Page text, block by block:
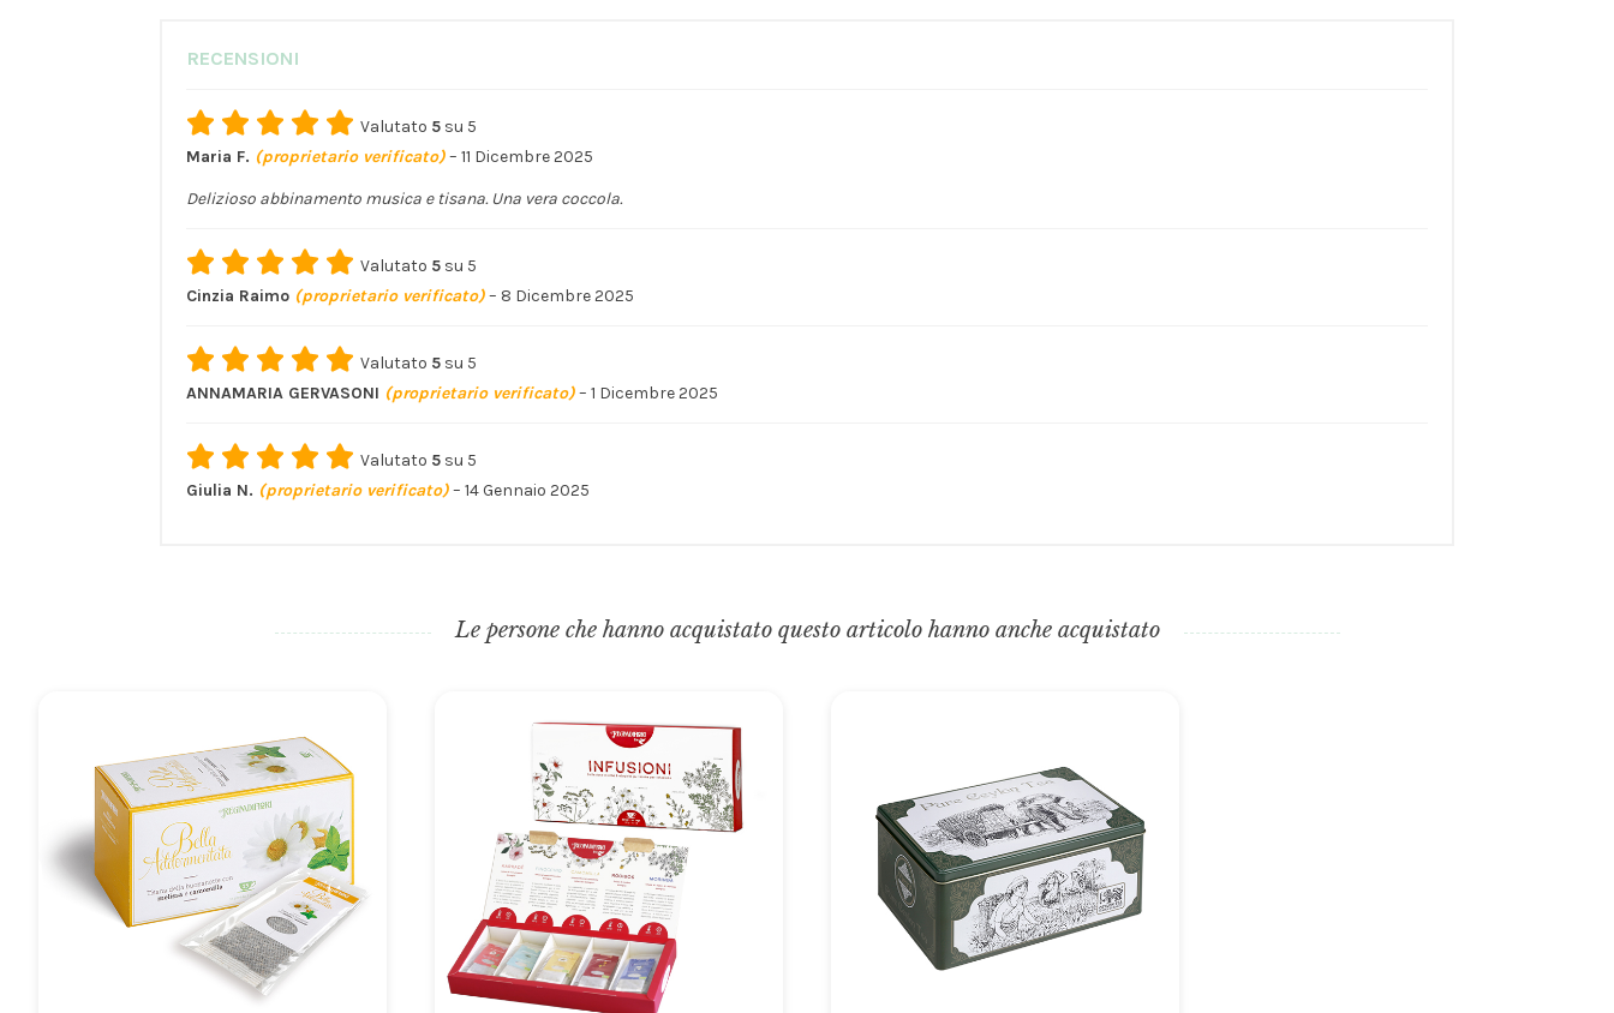
RECENSIONI
Valutato 5su 5
Maria F. (proprietario verificato)– 11 Dicembre 2025
Delizioso abbinamento musica e tisana. Una vera coccola.
Valutato 5su 5
Cinzia Raimo (proprietario verificato)– 8 Dicembre 2025
Valutato 5su 5
ANNAMARIA GERVASONI (proprietario verificato)– 1 Dicembre 2025
Valutato 5su 5
Giulia N. (proprietario verificato)– 14 Gennaio 2025
Le persone che hanno acquistato questo articolo hanno anche acquistato